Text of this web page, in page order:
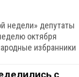
недели» депутаты
октября
избранники
с